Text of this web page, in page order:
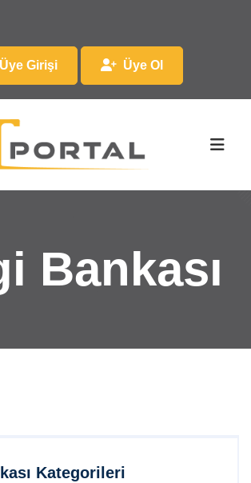
Üye Girişi Üye Ol
Bankası
Kategorileri